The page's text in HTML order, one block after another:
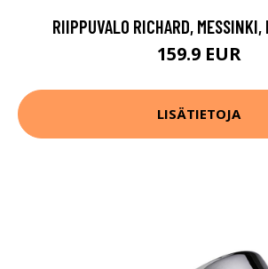
RIIPPUVALO RICHARD, MESSINKI,
159.9 EUR
LISÄTIETOJA